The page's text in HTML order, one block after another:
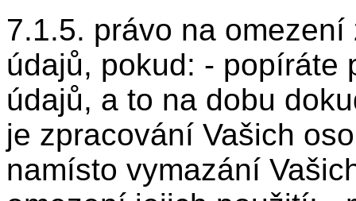
7.1.5. právo na
údajů, pokud: - popíráte
údajů, a to na dobu
je zpracování Vašich
namísto vymazání